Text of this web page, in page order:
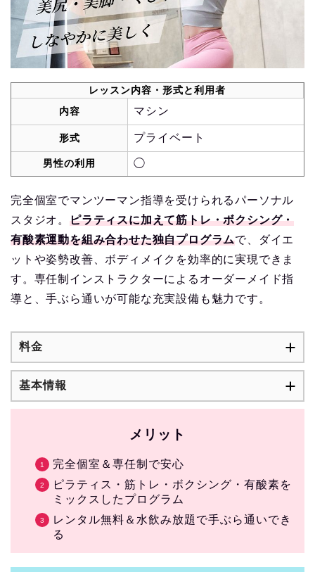
レッスン内容・形式と利用者
内容
マシン
形式 プライベート
男性の利用 ◯
完全個室でマンツーマン指導を受けられるパーソナル
スタジオ。 ピラティスに加えて筋トレ・ボクシング・
有酸素運動を組み合わせた独自プログラムで、ダイエ
ットや姿勢改善、ボディメイクを効率的に実現できま
す。専任制インストラクターによるオーダーメイド指
導と、手ぶら通いが可能な充実設備も魅力です。
料金
基本情報
メリット
完全個室＆専任制で安心
ピラティス・筋トレ・ボクシング・有酸素を
ミックスしたプログラム
レンタル無料＆水飲み放題で手ぶら通いでき
る